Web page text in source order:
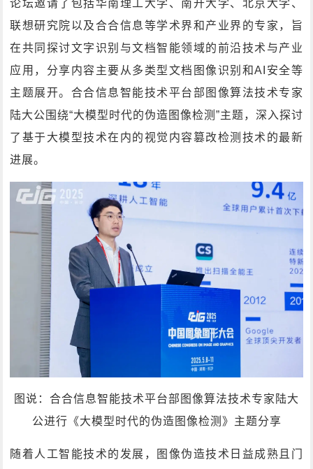
论坛邀请了包括华南理工大学、南开大学、北京大学、
联想研究院以及合合信息等学术界和产业界的专家，旨
在共同探讨文字识别与文档智能领域的前沿技术与产业
应用，分享内容主要从多类型文档图像识别和AI安全等
主题展开。合合信息智能技术平台部图像算法技术专家
陆大公围绕“大模型时代的伪造图像检测”主题，深入探讨
了基于大模型技术在内的视觉内容篡改检测技术的最新
进展。
图说：合合信息智能技术平台部图像算法技术专家陆大
公进行《大模型时代的伪造图像检测》主题分享
随着人工智能技术的发展，图像伪造技术日益成熟且门